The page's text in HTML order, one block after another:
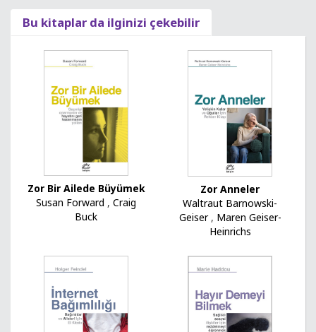
Bu kitaplar da ilginizi çekebilir
Zor Bir Ailede Büyümek
Susan Forward , Craig
Buck
Zor Anneler
Waltraut Barnowski-
Geiser, Maren Geiser-
Heinrichs